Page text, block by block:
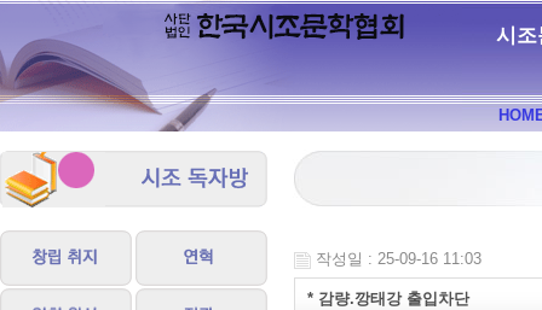
시조
작성일 : 25-09-16 11:03
* 감량.깡태강 출입차단